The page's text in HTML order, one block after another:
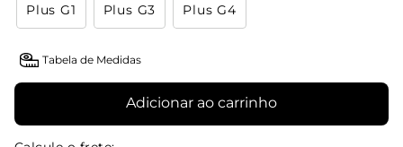
Plus G1 Plus G3 Plus G4
Tabela de Medidas
Adicionar ao carrinho